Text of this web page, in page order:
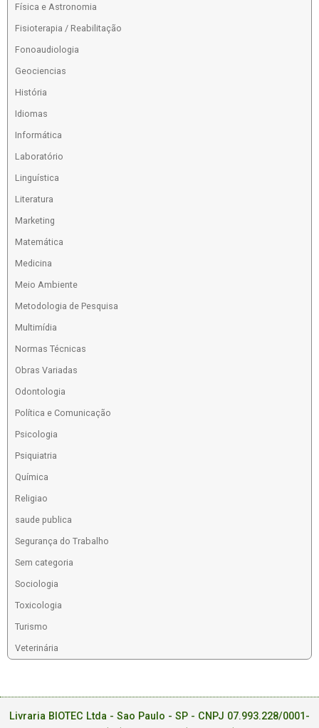
Física e Astronomia
Fisioterapia / Reabilitação
Fonoaudiologia
Geociencias
História
Idiomas
Informática
Laboratório
Linguística
Literatura
Marketing
Matemática
Medicina
Meio Ambiente
Metodologia de Pesquisa
Multimídia
Normas Técnicas
Obras Variadas
Odontologia
Política e Comunicação
Psicologia
Psiquiatria
Química
Religiao
saude publica
Segurança do Trabalho
Sem categoria
Sociologia
Toxicologia
Turismo
Veterinária
Livraria BIOTEC Ltda - Sao Paulo - SP - CNPJ 07.993.228/0001-